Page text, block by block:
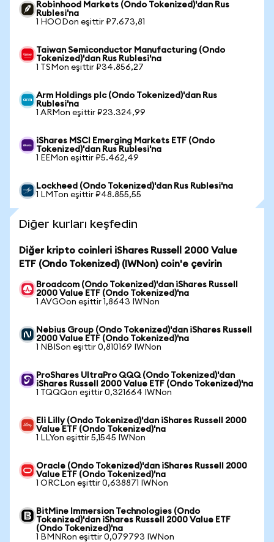
Robinhood Markets (Ondo Tokenized)'dan Rus
Rublesi'na
1 HOODon eşittir ₽7.673,81
Taiwan Semiconductor Manufacturing (Ondo
Tokenized)'dan Rus Rublesi'na
1 TSMon eşittir ₽34.856,27
Arm Holdings plc (Ondo Tokenized)'dan Rus
Rublesi'na
1 ARMon eşittir ₽23.324,99
iShares MSCI Emerging Markets ETF (Ondo
Tokenized)'dan Rus Rublesi'na
1 EEMon eşittir ₽5.462,49
Lockheed (Ondo Tokenized)'dan Rus Rublesi'na
1 LMTon eşittir ₽48.855,55
Diğer kurları keşfedin
Diğer kripto coinleri iShares Russell 2000 Value
ETF (Ondo Tokenized) (IWNon) coin'e çevirin
Broadcom (Ondo Tokenized)'dan iShares Russell
2000 Value ETF (Ondo Tokenized)'na
1 AVGOon eşittir 1,8643 IWNon
Nebius Group (Ondo Tokenized)'dan iShares Russell
2000 Value ETF (Ondo Tokenized)'na
1 NBISon eşittir 0,810169 IWNon
ProShares UltraPro QQQ (Ondo Tokenized)'dan
iShares Russell 2000 Value ETF (Ondo Tokenized)'na
1 TQQQon eşittir 0,321664 IWNon
Eli Lilly (Ondo Tokenized)'dan iShares Russell 2000
Value ETF (Ondo Tokenized)'na
1 LLYon eşittir 5,1545 IWNon
Oracle (Ondo Tokenized)'dan iShares Russell 2000
Value ETF (Ondo Tokenized)'na
1 ORCLon eşittir 0,638871 IWNon
BitMine Immersion Technologies (Ondo
Tokenized)'dan iShares Russell 2000 Value ETF
(Ondo Tokenized)'na
1 BMNRon eşittir 0,079793 IWNon